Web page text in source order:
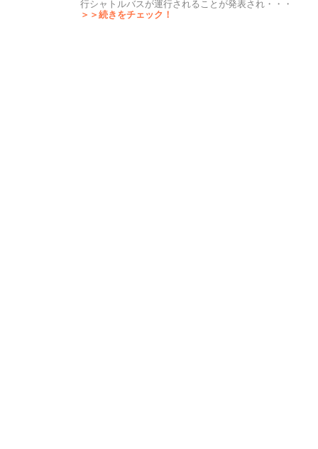
行シャトルバスが運行されることが発表され・・・
＞＞続きをチェック！